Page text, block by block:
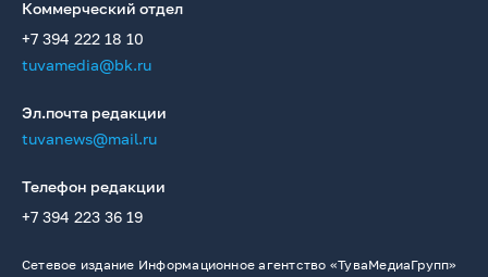
Коммерческий отдел
+7 394 222 18 10
tuvamedia@bk.ru
Эл.почта редакции
tuvanews@mail.ru
Телефон редакции
+7 394 223 36 19
Сетевое издание Информационное агентство «ТуваМедиаГрупп»